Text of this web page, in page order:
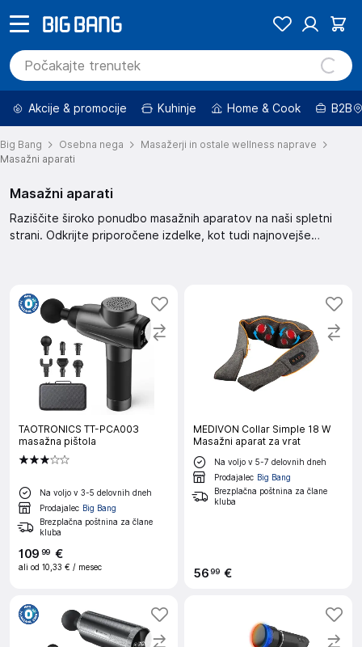
Akcije & promocije Kuhinje Home & Cook B2B
Big Bang Osebna nega
Masažerji in ostale wellness naprave
Masažni aparati
Masažni aparati
Raziščite široko ponudbo masažnih aparatov na naši spletni
strani. Odkrijte priporočene izdelke, kot tudi najnovejše
TAOTRONICS TT-PCA003
masažna pištola
Na voljo v 3-5 delovnih dneh
Prodajalec Big Bang
Brezplačna poštnina za člane
kluba
109 99 €
ali od 10,33 € / mesec
MEDIVON Collar Simple 18 W
Masažni aparat za vrat
Na voljo v 5-7 delovnih dneh
Prodajalec Big Bang
Brezplačna poštnina za člane
kluba
5699 €